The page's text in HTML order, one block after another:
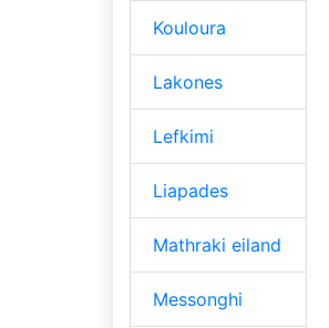
Kouloura
Lakones
Lefkimi
Liapades
Mathraki eiland
Messonghi